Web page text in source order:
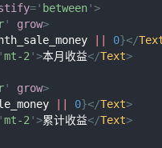
=' between'>
' grow>
0}</
'mt-2 '>本月收益</Text>
' grow>
0}</Text>
'mt-2 '>累计收益</Text>